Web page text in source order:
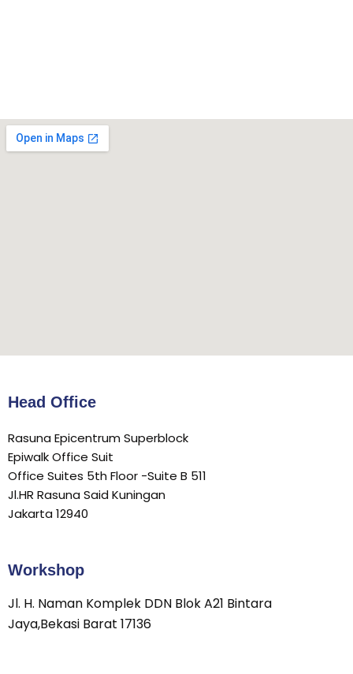
Head Office
Rasuna Epicentrum Superblock
Epiwalk Office Suit
Office Suites 5th Floor -Suite B 511
Jl.HR Rasuna Said Kuningan
Jakarta 12940
Workshop
Jl. H. Naman Komplek DDN Blok A21 Bintara
Jaya,Bekasi Barat 17136